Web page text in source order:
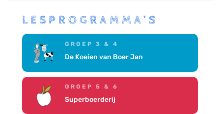
LESPROGRAMMA’S
GROEP 3 & 4
De Koeien van Boer Jan
GROEP 5 & 6
Superboerderij